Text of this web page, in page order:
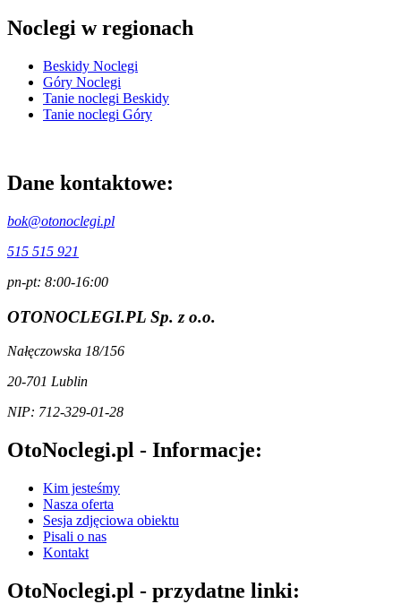
Noclegi w regionach
Beskidy Noclegi
Góry Noclegi
Tanie noclegi Beskidy
Tanie noclegi Góry
Dane kontaktowe:
bok@otonoclegi.pl
515 515 921
pn-pt: 8:00-16:00
OTONOCLEGI.PL Sp. z o.o.
Nałęczowska 18/156
20-701 Lublin
NIP: 712-329-01-28
OtoNoclegi.pl - Informacje:
Kim jesteśmy
Nasza oferta
Sesja zdjęciowa obiektu
Pisali o nas
Kontakt
OtoNoclegi.pl - przydatne linki: